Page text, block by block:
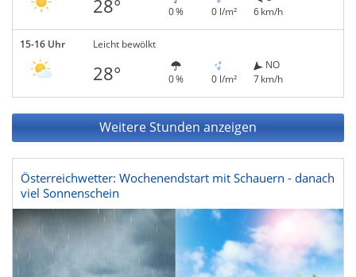
28° 0 % 0 l/m²
6 km/h
15-16 Uhr Leicht bewölkt
28° 0 % 0 l/m²
NO
7 km/h
Weitere Stunden anzeigen
Österreichwetter: Wochenendstart mit Schauern - danach
viel Sonnenschein